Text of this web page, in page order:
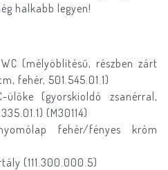
halkabb legyen!
(mélyöblítésű, részben zárt
fehér, 501.545.01.1)
ülőke (gyorskioldó zsanérral,
(M30114)
fehér/fényes króm
(111.300.000.5)